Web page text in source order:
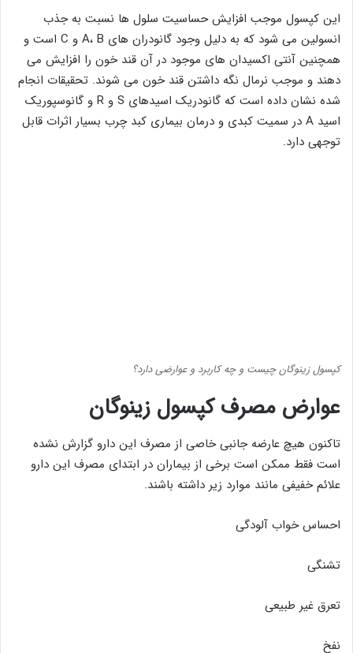
این کپسول موجب افزایش حساسیت سلول ها نسبت به جذب
انسولین می شود که به دلیل وجود گانودران های A، B و C است و
همچنین آنتی اکسیدان های موجود در آن قند خون را افزایش می
دهند و موجب نرمال نگه داشتن قند خون می شوند. تحقیقات انجام
شده نشان داده است که گانودریک اسیدهای S و R و گانوسپوریک
اسید A در سمیت کبدی و درمان بیماری کبد چرب بسیار اثرات قابل
توجهی دارد.
کپسول زینوگان چیست و چه کاربرد و عوارضی دارد؟
عوارض مصرف کپسول زینوگان
تاکنون هیچ عارضه جانبی خاصی از مصرف این دارو گزارش نشده
است فقط ممکن است برخی از بیماران در ابتدای مصرف این دارو
علائم خفیفی مانند موارد زیر داشته باشند.
احساس خواب آلودگی
تشنگی
تعرق غیر طبیعی
نفخ